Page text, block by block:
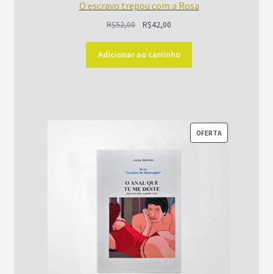
O escravo trepou com a Rosa
R$52,00
original
era:
R$42,00O
atual
é:
Adicionar ao carrinho
OFERTA